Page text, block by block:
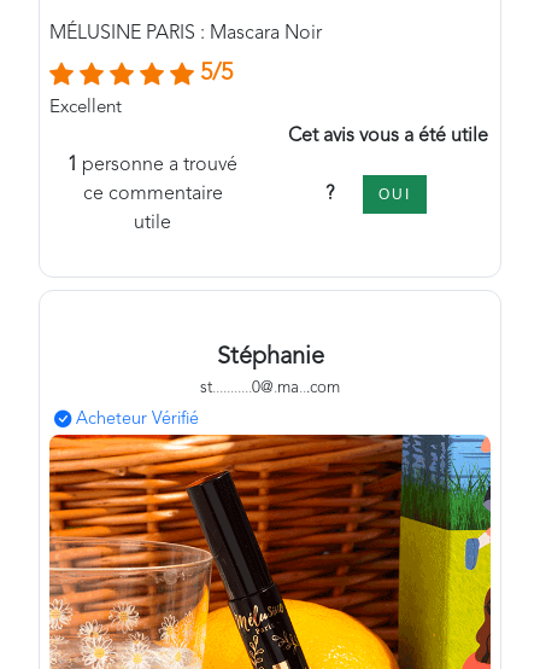
MÉLUSINE PARIS : Mascara Noir
5/5
Excellent
1 personne a trouvé
ce commentaire
utile
Cet avis vous a été utile
? OUI
Stéphanie
st...........0@.ma...com
Acheteur Vérifié